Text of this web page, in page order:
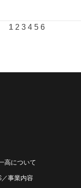
1 2 3 4 5 6
高について
／事業内容